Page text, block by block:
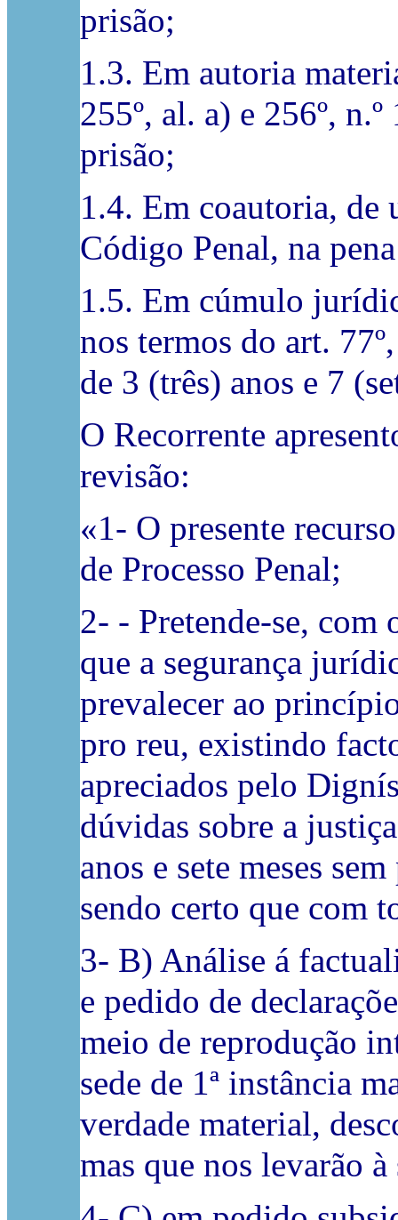
prisão;
1.3. Em autoria
255º, al. a) e 256º,
prisão;
1.4. Em coautoria, de
Código Penal, na
1.5. Em cúmulo
nos termos do art.
de 3 (três) anos e 7
O Recorrente
revisão:
«1- O presente
de Processo Penal;
2- - Pretende-se, com
que a segurança
prevalecer ao
pro reu, existindo
apreciados pelo
dúvidas sobre a
anos e sete meses
sendo certo que com
3- B) Análise á
e pedido de
meio de reprodução
sede de 1ª instância
verdade material,
mas que nos levarão